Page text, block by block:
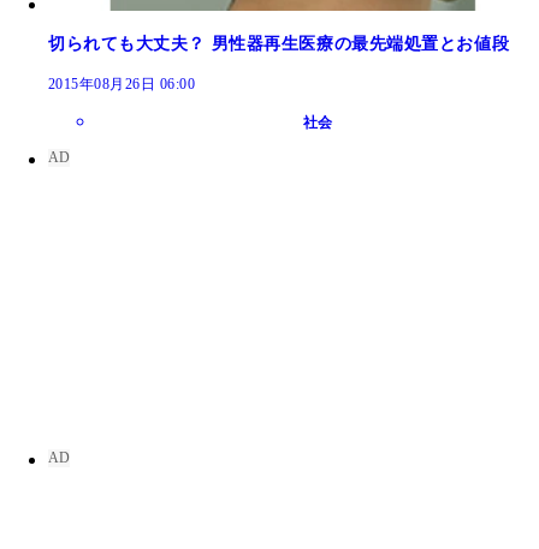
切られても大丈夫？ 男性器再生医療の最先端処置とお値段
2015年08月26日 06:00
社会